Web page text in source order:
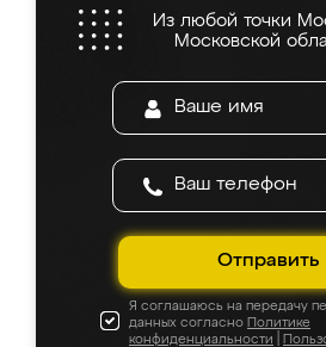
Из любой точки
Московской
Отправить
Я соглашаюсь на передачу
данных согласно Политике
конфиденциальности